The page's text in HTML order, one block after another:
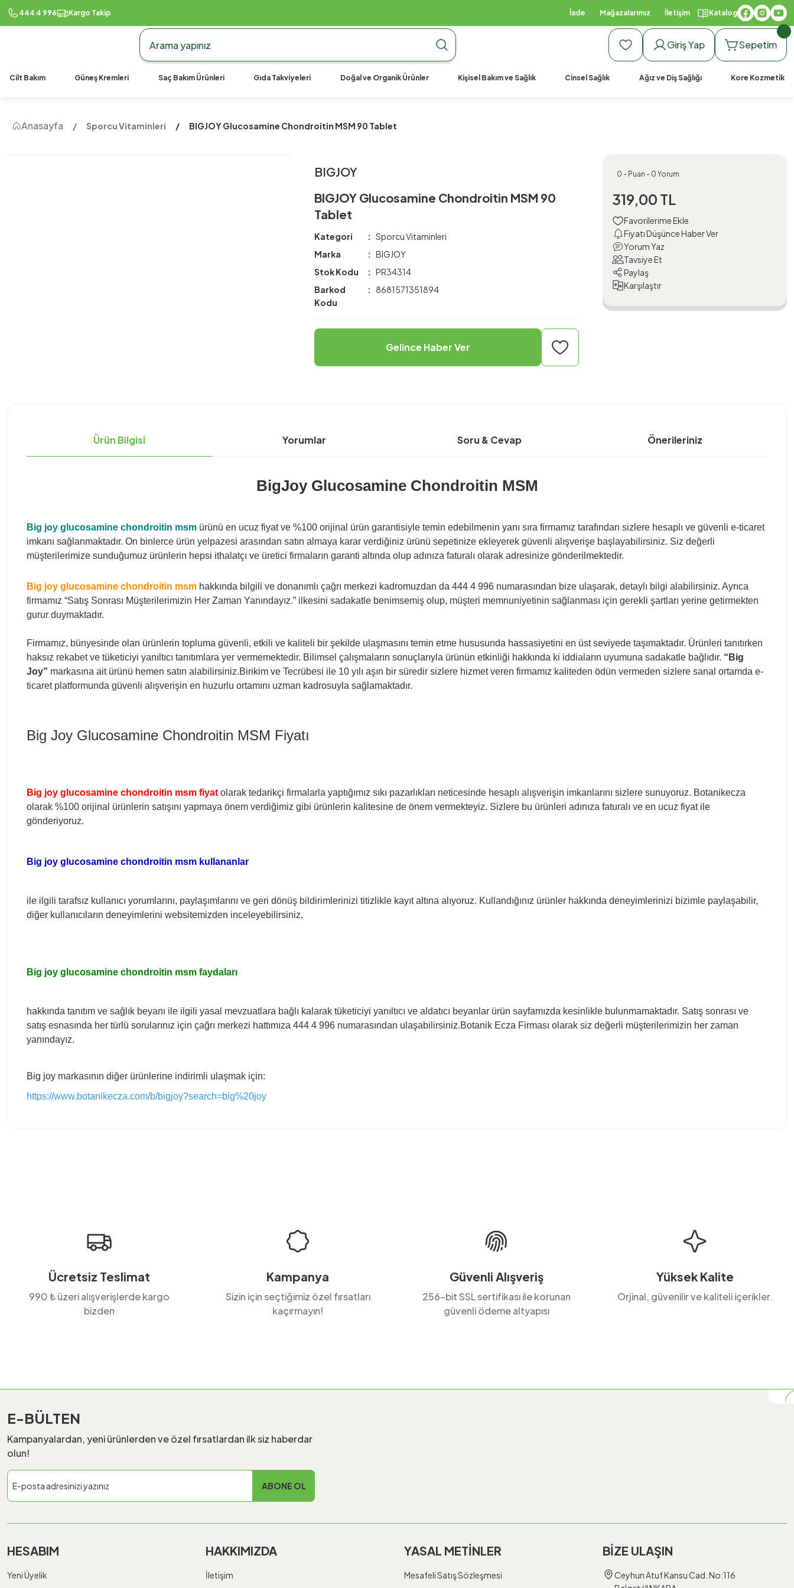
444 4 996 Kargo Takip
990 TL Üzeri Ücretsiz Kargo990 TL Üzeri Ücretsiz Kargo
İade Mağazalarımız İletişim Katalog
Giriş Yap Sepetim
Cilt Bakım Güneş Kremleri Saç Bakım Ürünleri Gıda Takviyeleri Doğal ve Organik Ürünler Kişisel Bakım ve Sağlık Cinsel Sağlık Ağız ve Diş Sağlığı Kore Kozmetik
Anasayfa Sporcu Vitaminleri BIGJOY Glucosamine Chondroitin MSM 90 Tablet
BIGJOY
BIGJOY Glucosamine Chondroitin MSM 90
Tablet
Kategori
Sporcu Vitaminleri
Marka
BIGJOY
Stok Kodu
PR34314
Barkod
Kodu
8681571351894
Gelince Haber Ver
0 - Puan - 0 Yorum
319,00 TL
Fiyatı Düşünce Haber Ver
Yorum Yaz
Tavsiye Et
Paylaş
Karşılaştır
Ürün Bilgisi Yorumlar Soru & Cevap Önerileriniz
BigJoy Glucosamine Chondroitin MSM
Big joy glucosamine chondroitin msm ürünü en ucuz fiyat ve %100 orijinal ürün garantisiyle temin edebilmenin yanı sıra firmamız tarafından sizlere hesaplı ve güvenli e-ticaret
imkanı sağlanmaktadır. On binlerce ürün yelpazesi arasından satın almaya karar verdiğiniz ürünü sepetinize ekleyerek güvenli alışverişe başlayabilirsiniz. Siz değerli
müşterilerimize sunduğumuz ürünlerin hepsi ithalatçı ve üretici firmaların garanti altında olup adınıza faturalı olarak adresinize gönderilmektedir.
Big joy glucosamine chondroitin msm hakkında bilgili ve donanımlı çağrı merkezi kadromuzdan da 444 4 996 numarasından bize ulaşarak, detaylı bilgi alabilirsiniz. Ayrıca
firmamız “Satış Sonrası Müşterilerimizin Her Zaman Yanındayız.” ilkesini sadakatle benimsemiş olup, müşteri memnuniyetinin sağlanması için gerekli şartları yerine getirmekten
gurur duymaktadır.
Firmamız, bünyesinde olan ürünlerin topluma güvenli, etkili ve kaliteli bir şekilde ulaşmasını temin etme hususunda hassasiyetini en üst seviyede taşımaktadır. Ürünleri tanıtırken
haksız rekabet ve tüketiciyi yanıltıcı tanıtımlara yer vermemektedir. Bilimsel çalışmaların sonuçlarıyla ürünün etkinliği hakkında ki iddiaların uyumuna sadakatle bağlıdır. “Big
Joy” markasına ait ürünü hemen satın alabilirsiniz.Birikim ve Tecrübesi ile 10 yılı aşın bir süredir sizlere hizmet veren firmamız kaliteden ödün vermeden sizlere sanal ortamda e-
ticaret platformunda güvenli alışverişin en huzurlu ortamını uzman kadrosuyla sağlamaktadır.
Big Joy Glucosamine Chondroitin MSM Fiyatı
Big joy glucosamine chondroitin msm fiyat olarak tedarikçi firmalarla yaptığımız sıkı pazarlıkları neticesinde hesaplı alışverişin imkanlarını sizlere sunuyoruz. Botanikecza
olarak %100 orijinal ürünlerin satışını yapmaya önem verdiğimiz gibi ürünlerin kalitesine de önem vermekteyiz. Sizlere bu ürünleri adınıza faturalı ve en ucuz fiyat ile
gönderiyoruz.
Big joy glucosamine chondroitin msm kullananlar
ile ilgili tarafsız kullanıcı yorumlarını, paylaşımlarını ve geri dönüş bildirimlerinizi titizlikle kayıt altına alıyoruz. Kullandığınız ürünler hakkında deneyimlerinizi bizimle paylaşabilir,
diğer kullanıcıların deneyimlerini websitemizden inceleyebilirsiniz.
Big joy glucosamine chondroitin msm faydaları
hakkında tanıtım ve sağlık beyanı ile ilgili yasal mevzuatlara bağlı kalarak tüketiciyi yanıltıcı ve aldatıcı beyanlar ürün sayfamızda kesinlikle bulunmamaktadır. Satış sonrası ve
satış esnasında her türlü sorularınız için çağrı merkezi hattımıza 444 4 996 numarasından ulaşabilirsiniz.Botanik Ecza Firması olarak siz değerli müşterilerimizin her zaman
yanındayız.
Big joy markasının diğer ürünlerine indirimli ulaşmak için:
https://www.botanikecza.com/b/bigjoy?search=big%20joy
Bu ürüne benzer farklı alternatifler olmalı.
Ücretsiz Teslimat
990 ₺ üzeri alışverişlerde kargo
bizden
Kampanya
Sizin için seçtiğimiz özel fırsatları
kaçırmayın!
Güvenli Alışveriş
256-bit SSL sertifikası ile korunan
güvenli ödeme altyapısı
Yüksek Kalite
Orjinal, güvenilir ve kaliteli içerikler.
E-BÜLTEN
Kampanyalardan, yeni ürünlerden ve özel fırsatlardan ilk siz haberdar
olun!
ABONE OL
HESABIM
Yeni Üyelik
HAKKIMIZDA
İletişim
YASAL METİNLER
Mesafeli Satış Sözleşmesi
BİZE ULAŞIN
Ceyhun Atuf Kansu Cad. No:116